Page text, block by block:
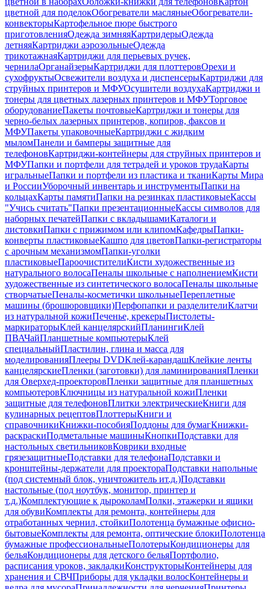
цветной для поделокОбогреватели масляныеОбогреватели-
конвекторыКартофельное пюре быстрого
приготовленияОдежда зимняяКартридерыОдежда
летняяКартриджи аэрозольныеОдежда
трикотажнаяКартриджи для перьевых ручек,
чернилаОрганайзерыКартриджи для плоттеровОрехи и
сухофруктыОсвежители воздуха и диспенсерыКартриджи для
струйных принтеров и МФУОсушители воздухаКартриджи и
тонеры для цветных лазерных принтеров и МФУТорговое
оборудованиеПакеты почтовыеКартриджи и тонеры для
черно-белых лазерных принтеров, копиров, факсов и
МФУПакеты упаковочныеКартриджи с жидким
мыломПанели и бамперы защитные для
телефоновКартриджи-контейнеры для струйных принтеров и
МФУПапки и портфели для тетрадей и уроков трудаКарты
игральныеПапки и портфели из пластика и тканиКарты Мира
и РоссииУборочный инвентарь и инструментыПапки на
кольцахКарты памятиПапки на резинках пластиковыеКассы
"Учись считать"Папки презентационныеКассы символов для
наборных печатейПапки с вкладышамиКаталоги и
листовкиПапки с прижимом или клипомКафедрыПапки-
конверты пластиковыеКашпо для цветовПапки-регистраторы
с арочным механизмомПапки-уголки
пластиковыеПароочистителиКисти художественные из
натурального волосаПеналы школьные с наполнениемКисти
художественные из синтетического волосаПеналы школьные
створчатыеПеналы-косметички школьныеПереплетные
машины (брошюровщики)Перфопапки и разделителиКлатчи
из натуральной кожиПеченье, крекерыПистолеты-
маркираторыКлей канцелярскийПланингиКлей
ПВАЧайПланшетные компьютерыКлей
специальныйПластилин, глина и масса для
моделированияПлееры DVDКлей-карандашКлейкие ленты
канцелярскиеПленки (заготовки) для ламинированияПленки
для Оверхед-проекторовПленки защитные для планшетных
компьютеровКлючницы из натуральной кожиПленки
защитные для телефоновПлитки электрическиеКниги для
кулинарных рецептовПлоттерыКниги и
справочникиКнижки-пособияПоддоны для бумагКнижки-
раскраскиПодметальные машиныКнопкиПодставки для
настольных светильниковКоврики входные
грязезащитныеПодставки для телефонаПодставки и
кронштейны-держатели для проектораПодставки напольные
(под системный блок, уничтожитель ит.д.)Подставки
настольные (под ноутбук, монитор, принтер и
т.д.)Комплектующие к дыроколамПолки, этажерки и ящики
для обувиКомплекты для ремонта, контейнеры для
отработанных чернил, стойкиПолотенца бумажные офисно-
бытовыеКомплекты для ремонта, оптические блокиПолотенца
бумажные профессиональныеПолотерыКондиционеры для
бельяКондиционеры для детского бельяПортфолио,
расписания уроков, закладкиКонструкторыКонтейнеры для
хранения и СВЧПриборы для укладки волосКонтейнеры и